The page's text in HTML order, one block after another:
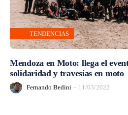
TENDENCIAS
Mendoza en Moto: llega el
solidaridad y travesías en moto
Fernando Bedini - 11/03/2022